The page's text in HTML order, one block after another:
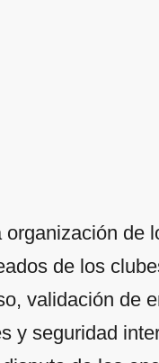
de
de los
validación de
y seguridad